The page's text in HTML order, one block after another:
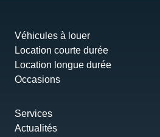
Véhicules à louer
Location courte durée
Location longue durée
Occasions
Services
Actualités